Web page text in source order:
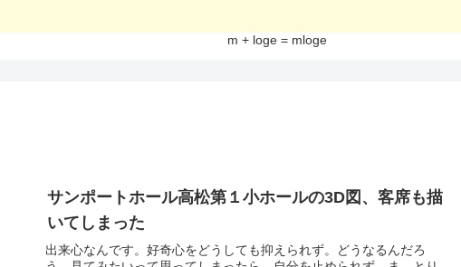
m + loge = mloge
サンポートホール高松第１小ホールの3D図、客席も描
いてしまった
出来心なんです。好奇心をどうしても抑えられず。どうなるんだろ